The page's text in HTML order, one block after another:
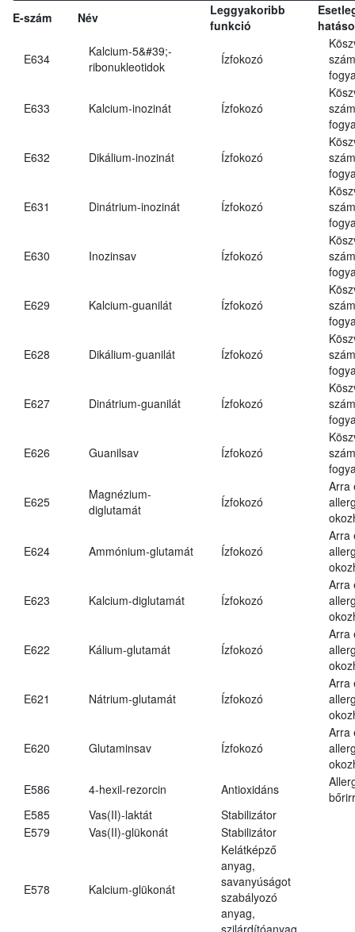
E-szám Név
Leggyakoribb
funkció
E634
Kalcium-5&#39;-
ribonukleotidok
Ízfokozó
E633 Kalcium-inozinát Ízfokozó
E632 Dikálium-inozinát Ízfokozó
E631 Dinátrium-inozinát Ízfokozó
E630 Inozinsav Ízfokozó
E629 Kalcium-guanilát Ízfokozó
E628 Dikálium-guanilát Ízfokozó
E627 Dinátrium-guanilát Ízfokozó
E626 Guanilsav Ízfokozó
E625
Magnézium-
diglutamát
Ízfokozó
Arra
E624 Ammónium-glutamát Ízfokozó
Arra
E623 Kalcium-diglutamát Ízfokozó
Arra
E622 Kálium-glutamát Ízfokozó
Arra
E621 Nátrium-glutamát Ízfokozó
Arra
E620 Glutaminsav Ízfokozó
Arra
E586
4-hexil-rezorcin Antioxidáns
E585
Vas(II)-laktát
Stabilizátor
E579
Vas(II)-glükonát Stabilizátor
E578 Kalcium-glükonát
Kelátképző
anyag,
savanyúságot
szabályozó
anyag,
szilárdítóanyag